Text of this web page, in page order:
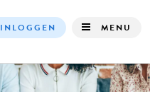
navigation
INLOGGEN MENU